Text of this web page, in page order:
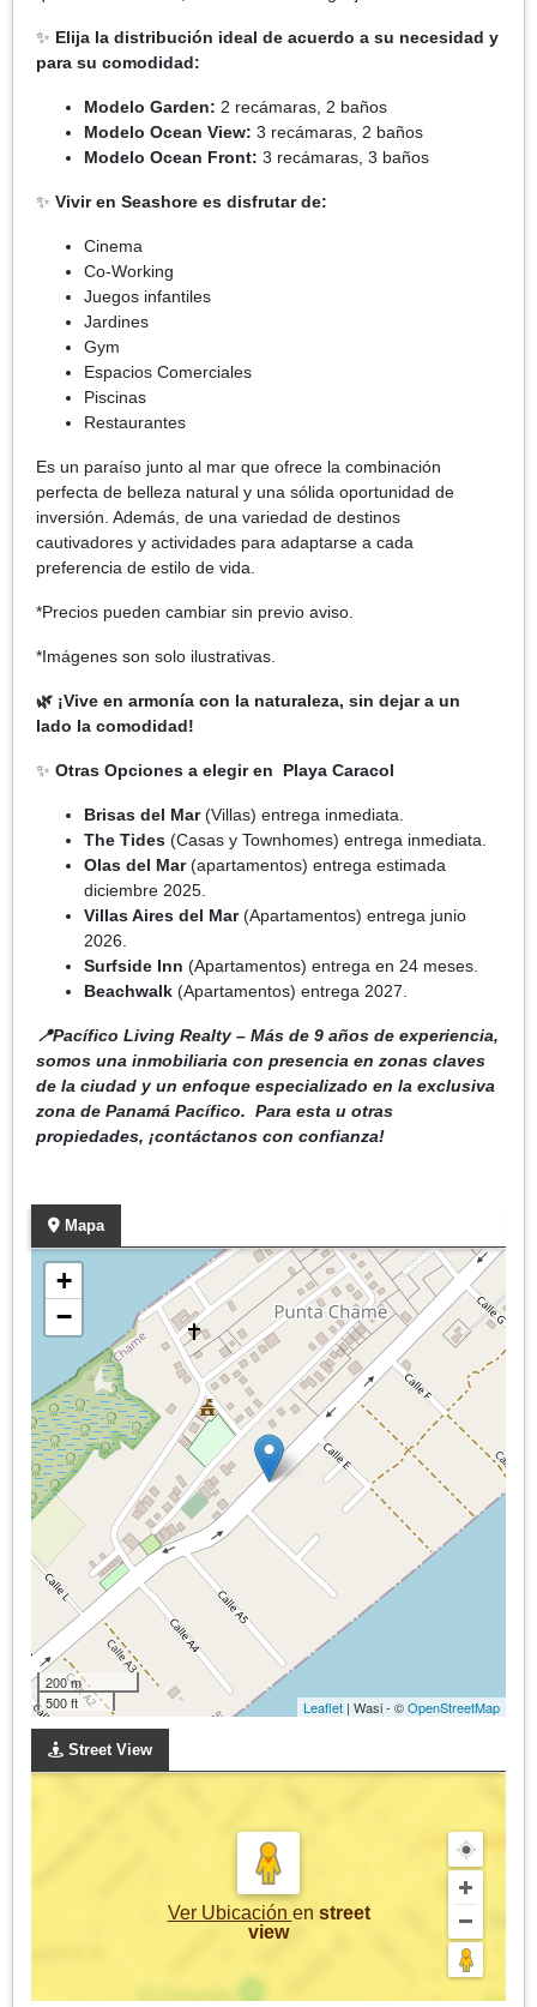
✨ Elija la distribución ideal de acuerdo a su necesidad y
para su comodidad:
Modelo Garden: 2 recámaras, 2 baños
Modelo Ocean View: 3 recámaras, 2 baños
Modelo Ocean Front: 3 recámaras, 3 baños
✨ Vivir en Seashore es disfrutar de:
Cinema
Co-Working
Juegos infantiles
Jardines
Gym
Espacios Comerciales
Piscinas
Restaurantes
Es un paraíso junto al mar que ofrece la combinación
perfecta de belleza natural y una sólida oportunidad de
inversión. Además, de una variedad de destinos
cautivadores y actividades para adaptarse a cada
preferencia de estilo de vida.
*Precios pueden cambiar sin previo aviso.
*Imágenes son solo ilustrativas.
🌿 ¡Vive en armonía con la naturaleza, sin dejar a un
lado la comodidad!
✨ Otras Opciones a elegir en Playa Caracol
Brisas del Mar(Villas) entrega inmediata.
The Tides (Casas y Townhomes) entrega inmediata.
Olas del Mar(apartamentos) entrega estimada
diciembre 2025.
Villas Aires del Mar(Apartamentos) entrega junio
2026.
Surfside Inn (Apartamentos) entrega en 24 meses.
Beachwalk (Apartamentos) entrega 2027.
📍Pacífico Living Realty – Más de 9 años de experiencia,
somos una inmobiliaria con presencia en zonas claves
de la ciudad y un enfoque especializado en la exclusiva
zona de Panamá Pacífico. Para esta u otras
propiedades, ¡contáctanos con confianza!
Mapa
+
−
200 m
500 ft
Leaflet | Wasi - ©OpenStreetMap
Street View
Ver Ubicación en street
view